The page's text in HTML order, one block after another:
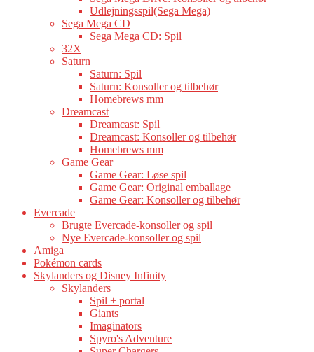
Udlejningsspil(Sega Mega)
Sega Mega CD
Sega Mega CD: Spil
32X
Saturn
Saturn: Spil
Saturn: Konsoller og tilbehør
Homebrews mm
Dreamcast
Dreamcast: Spil
Dreamcast: Konsoller og tilbehør
Homebrews mm
Game Gear
Game Gear: Løse spil
Game Gear: Original emballage
Game Gear: Konsoller og tilbehør
Evercade
Brugte Evercade-konsoller og spil
Nye Evercade-konsoller og spil
Amiga
Pokémon cards
Skylanders og Disney Infinity
Skylanders
Spil + portal
Giants
Imaginators
Spyro's Adventure